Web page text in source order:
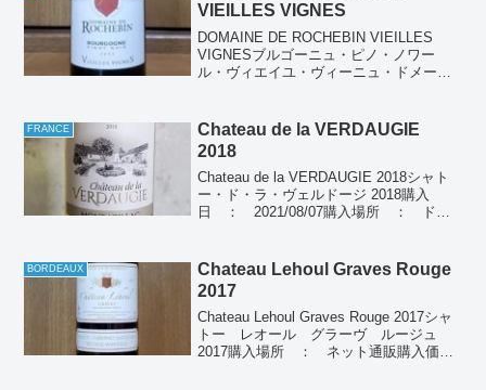
VIEILLES VIGNES
DOMAINE DE ROCHEBIN VIEILLES
VIGNESブルゴーニュ・ピノ・ノワー
ル・ヴィエイユ・ヴィーニュ・ドメー
ルゴーニュぶどう品種： ...
FRANCE
Chateau de la VERDAUGIE
2018
Chateau de la VERDAUGIE 2018シャト
ー・ド・ラ・ヴェルドージ 2018購入
日 ： 2021/08/07購入場所 ： ド
フラン...
BORDEAUX
Chateau Lehoul Graves Rouge
2017
Chateau Lehoul Graves Rouge 2017シャ
トー レオール グラーヴ ルージュ
2017購入場所 ： ネット通販購入価